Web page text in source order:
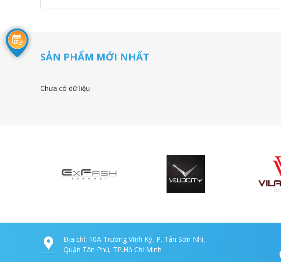
SẢN PHẨM MỚI NHẤT
Chưa có dữ liệu
Địa chỉ: 10A Trương Vĩnh Ký, P. Tân Sơn Nhì,
Quận Tân Phú, TP.Hồ Chí Minh